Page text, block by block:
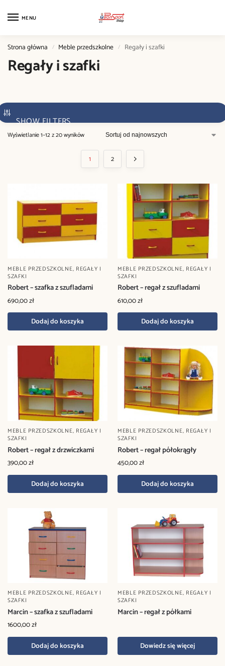
MENU
Strona główna / Meble przedszkolne / Regały i szafki
Regały i szafki
SHOW FILTERS
Wyświetlanie 1–12 z 20 wyników
1 2
MEBLE PRZEDSZKOLNE, REGAŁY I
SZAFKI
Robert – szafka z szufladami
690,00zł
Dodaj do koszyka
MEBLE PRZEDSZKOLNE, REGAŁY I
SZAFKI
Robert – regał z szufladami
610,00zł
Dodaj do koszyka
MEBLE PRZEDSZKOLNE, REGAŁY I
SZAFKI
Robert – regał z drzwiczkami
390,00zł
Dodaj do koszyka
MEBLE PRZEDSZKOLNE, REGAŁY I
SZAFKI
Robert – regał półokrągły
450,00zł
Dodaj do koszyka
MEBLE PRZEDSZKOLNE, REGAŁY I
SZAFKI
Marcin – szafka z szufladami
1600,00zł
Dodaj do koszyka
MEBLE PRZEDSZKOLNE, REGAŁY I
SZAFKI
Marcin – regał z półkami
Dowiedz się więcej